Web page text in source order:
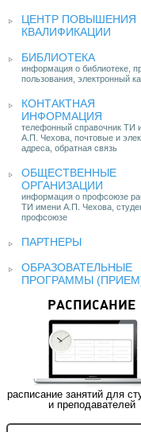
ЦЕНТР ПОВЫШЕНИЯ
КВАЛИФИКАЦИИ
БИБЛИОТЕКА
информация о библиотеке,
пользования, электронный
КОНТАКТНАЯ
ИНФОРМАЦИЯ
телефонный справочник ТИ
А.П. Чехова, почтовые и
адреса, обратная связь
ОБЩЕСТВЕННЫЕ
ОРГАНИЗАЦИИ
информация о профсоюзе
ТИ имени А.П. Чехова,
профсоюзе
ПАРТНЕРЫ
ОБРАЗОВАТЕЛЬНЫЕ
ПРОГРАММЫ
РАСПИСАНИЕ
расписание занятий для
и преподавателей